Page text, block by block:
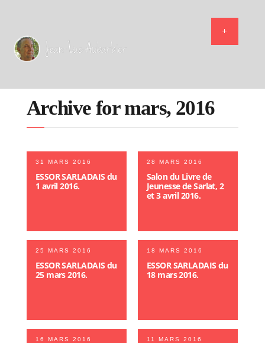
Archive for mars, 2016
31 MARS 2016
ESSOR SARLADAIS du
1 avril 2016.
28 MARS 2016
Salon du Livre de
Jeunesse de Sarlat, 2
et 3 avril 2016.
25 MARS 2016
ESSOR SARLADAIS du
25 mars 2016.
18 MARS 2016
ESSOR SARLADAIS du
18 mars 2016.
16 MARS 2016 11 MARS 2016